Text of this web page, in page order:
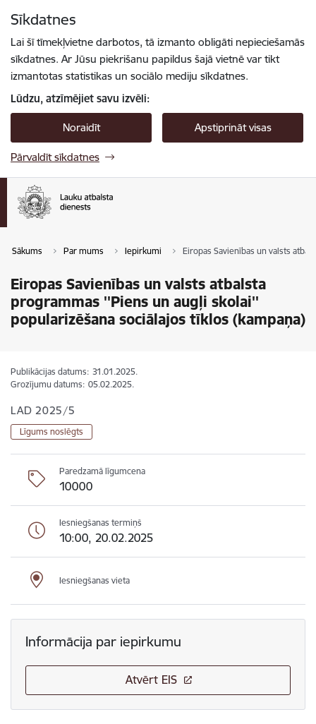
Sīkdatnes
Lai šī tīmekļvietne darbotos, tā izmanto obligāti nepieciešamās
sīkdatnes. Ar Jūsu piekrišanu papildus šajā vietnē var tikt
izmantotas statistikas un sociālo mediju sīkdatnes.
Lūdzu, atzīmējiet savu izvēli:
Noraidīt Apstiprināt visas
Pārvaldīt sīkdatnes
Sākums Par mums Iepirkumi Eiropas Savienības un valsts
Eiropas Savienības un valsts atbalsta
programmas ''Piens un augļi skolai''
popularizēšana sociālajos tīklos (kampaņa)
Publikācijas datums: 31.01.2025.
Grozījumu datums: 05.02.2025.
LAD 2025/5
Līgums noslēgts
Paredzamā līgumcena
10000
Iesniegšanas termiņš
10:00, 20.02.2025
Iesniegšanas vieta
Informācija par iepirkumu
Atvērt EIS